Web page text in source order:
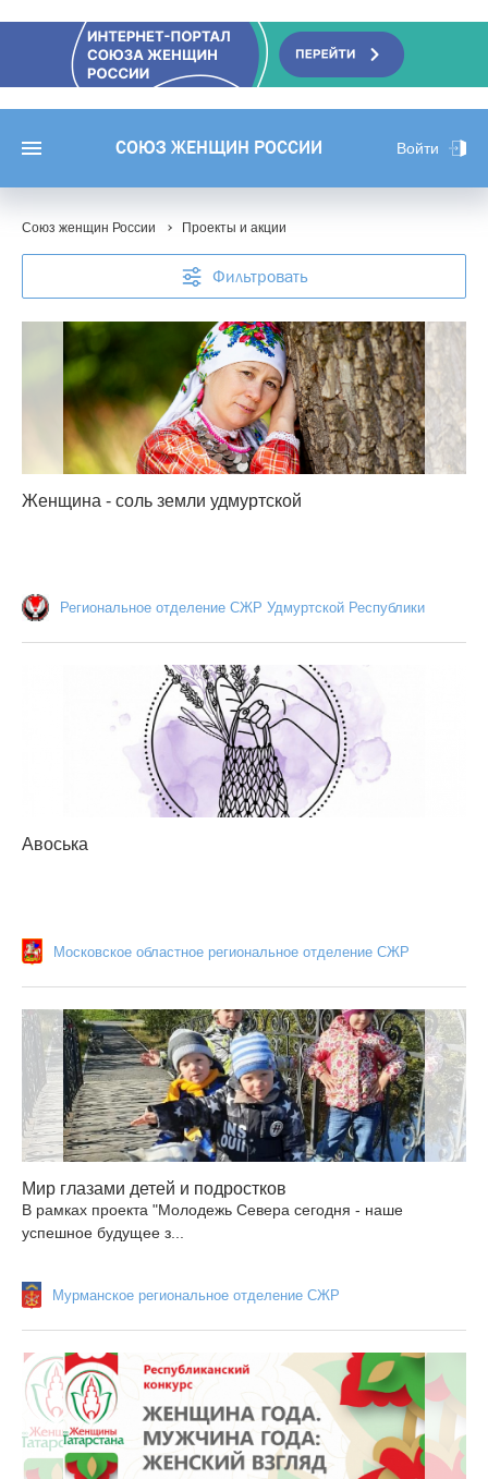
СОЮЗ ЖЕНЩИН РОССИИ Войти
Союз женщин России Проекты и акции
Фильтровать
Женщина - соль земли удмуртской
Региональное отделение СЖР Удмуртской Республики
Авоська
Московское областное региональное отделение СЖР
Мир глазами детей и подростков
В рамках проекта "Молодежь Севера сегодня - наше
успешное будущее з...
Мурманское региональное отделение СЖР